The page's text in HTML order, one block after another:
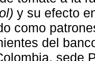
y su efecto
como
del
sede